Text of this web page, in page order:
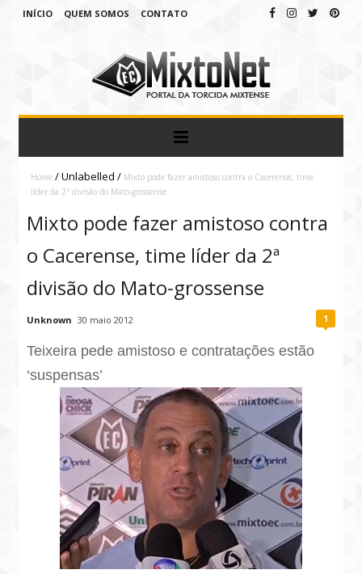
INÍCIO QUEM SOMOS CONTATO
Home /Unlabelled/ Mixto pode fazer amistoso contra o Cacerense, time
líder da 2ª divisão do Mato-grossense
Mixto pode fazer amistoso contra
o Cacerense, time líder da 2ª
divisão do Mato-grossense
Unknown 30 maio 2012 1
Teixeira pede amistoso e contratações estão
‘suspensas’